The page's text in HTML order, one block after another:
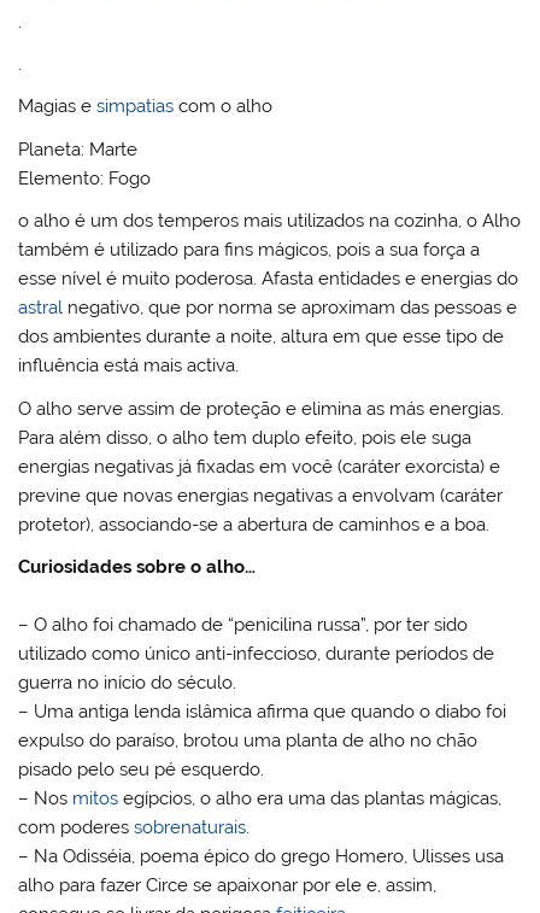
.
Magias esimpatias com o alho
Planeta: Marte
Elemento: Fogo
o alho é um dos temperos mais utilizados na cozinha, o Alho
também é utilizado para fins mágicos, pois a sua força a
esse nível é muito poderosa. Afasta entidades e energias do
astral negativo, que por norma se aproximam das pessoas e
dos ambientes durante a noite, altura em que esse tipo de
influência está mais activa.
O alho serve assim de proteção e elimina as más energias.
Para além disso, o alho tem duplo efeito, pois ele suga
energias negativas já fixadas em você (caráter exorcista) e
previne que novas energias negativas a envolvam (caráter
protetor), associando-se a abertura de caminhos e a boa.
Curiosidades sobre o alho…
– O alho foi chamado de “penicilina russa”, por ter sido
utilizado como único anti-infeccioso, durante períodos de
guerra no início do século.
– Uma antiga lenda islâmica afirma que quando o diabo foi
expulso do paraíso, brotou uma planta de alho no chão
pisado pelo seu pé esquerdo.
– Nos mitos egípcios, o alho era uma das plantas mágicas,
com poderessobrenaturais.
– Na Odisséia, poema épico do grego Homero, Ulisses usa
alho para fazer Circe se apaixonar por ele e, assim,